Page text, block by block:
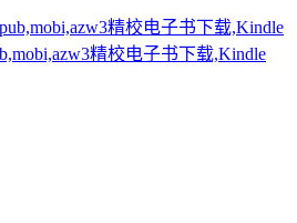
精校电子书下载,Kindle